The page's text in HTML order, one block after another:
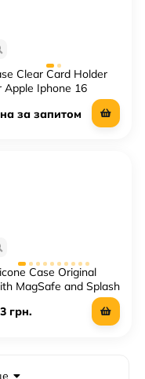
Clear Card Holder
Apple Iphone 16
за запитом
Case Original
MagSafe and Splash
Apple iPhone 13
Max
грн.